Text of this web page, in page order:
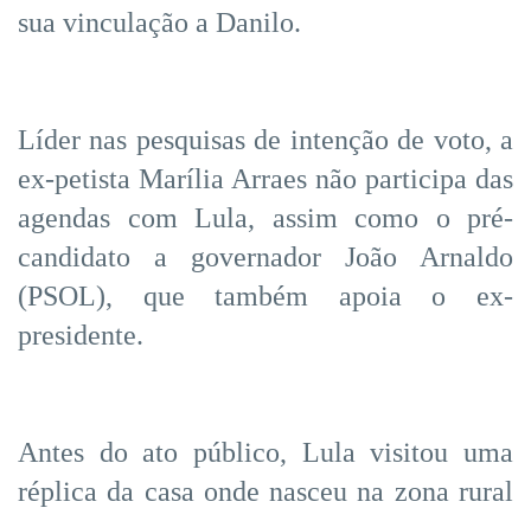
sua vinculação a Danilo.
Líder nas pesquisas de intenção de voto, a
ex-petista Marília Arraes não participa das
agendas com Lula, assim como o pré-
candidato a governador João Arnaldo
(PSOL), que também apoia o ex-
presidente.
Antes do ato público, Lula visitou uma
réplica da casa onde nasceu na zona rural